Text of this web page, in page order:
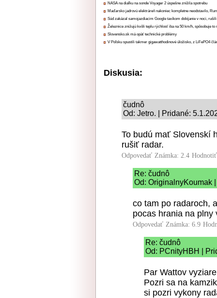
NASA na diaľku na sonde Voyager 2 úspešne znížila spotrebu
Maďarsko jadrovú elektráreň nakoniec kompletne neodstavilo,
Súd zakázal samojazdiacim Google taxíkom dobíjanie v noci,
Železnice znižujú kvôli teplu rýchlosť iba na 50 km/h, spôsobuje to
Slovensko.sk má opäť technické problémy
V Poľsku spustili takmer gigawatthodinové úložisko, z LiFePO4
Diskusia:
čudnô
Od: Jetro. | Pridané:
To budú mať Slovenskí
rušiť radar.
Odpovedať Známka: 2.4
Re: čudnô
Od: OriginalnyKoumak
co tam po radaroch,
pocas hrania na plny
Odpovedať Známka: 6.9
Re: čudnô
Od: PCnityHBH |
Par Wattov
Pozri sa na
si pozri vykony